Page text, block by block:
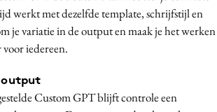
werkt met dezelfde template, schrijfstijl en
je variatie in de output en maak je het werken
iedereen.
output
Custom GPT blijft controle een